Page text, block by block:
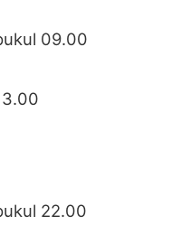
09.00
22.00